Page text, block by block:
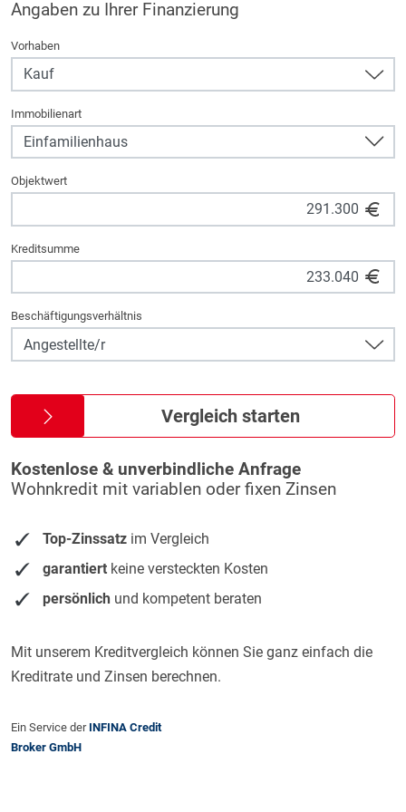
Angaben zu Ihrer Finanzierung
Vorhaben
Immobilienart
Objektwert
Kreditsumme
Beschäftigungsverhältnis
Vergleich starten
Kostenlose & unverbindliche Anfrage
Wohnkredit mit variablen oder fixen Zinsen
Top-Zinssatz im Vergleich
garantiert keine versteckten Kosten
persönlich und kompetent beraten
Mit unserem Kreditvergleich können Sie ganz einfach die
Kreditrate und Zinsen berechnen.
Ein Service der INFINA Credit
Broker GmbH